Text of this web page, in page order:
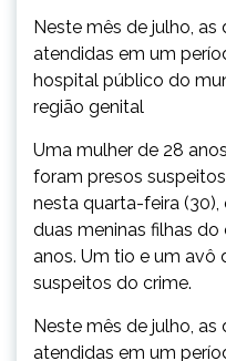
Neste mês de julho, as
atendidas em um
hospital público do
região genital
Uma mulher de 28
foram presos
nesta quarta-feira (30),
duas meninas filhas
anos. Um tio e um avô
suspeitos do crime.
Neste mês de julho, as
atendidas em um